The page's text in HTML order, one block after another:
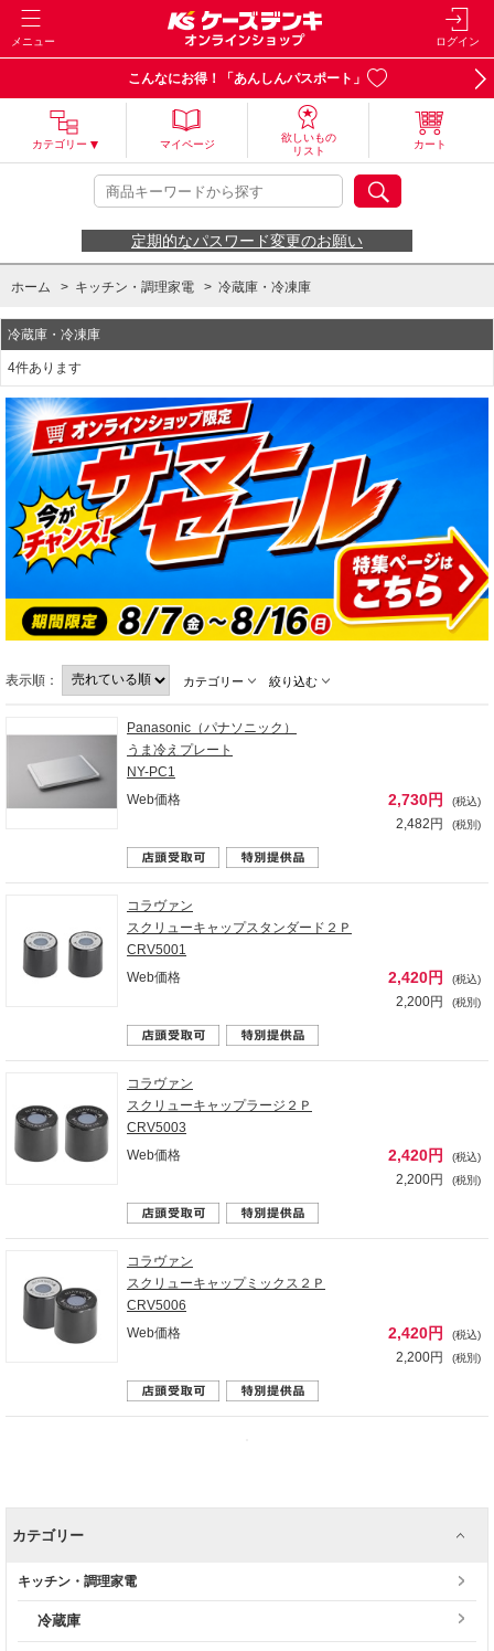
メニュー ログイン
こんなにお得！「あんしんパスポート」
カテゴリー マイページ
欲しいもの
リスト
カート
定期的なパスワード変更のお願い
ホーム > キッチン・調理家電 > 冷蔵庫・冷凍庫
冷蔵庫・冷凍庫
4件あります
表示順： カテゴリー 絞り込む
Panasonic（パナソニック）
うま冷えプレート
NY-PC1
Web価格
2,730円 (税込)
2,482円 (税別)
コラヴァン
スクリューキャップスタンダード２Ｐ
CRV5001
Web価格
2,420円 (税込)
2,200円 (税別)
コラヴァン
スクリューキャップラージ２Ｐ
CRV5003
Web価格
2,420円 (税込)
2,200円 (税別)
コラヴァン
スクリューキャップミックス２Ｐ
CRV5006
Web価格
2,420円 (税込)
2,200円 (税別)
カテゴリー
キッチン・調理家電
冷蔵庫